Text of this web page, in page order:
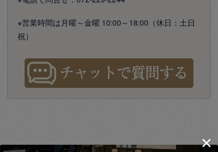
※営業時間は月曜～金曜 10:00～18:00（休日：土日
祝）